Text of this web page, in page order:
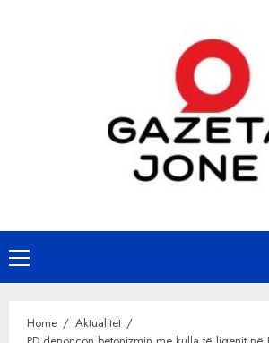
Primary
Menu
Home
Aktualitet